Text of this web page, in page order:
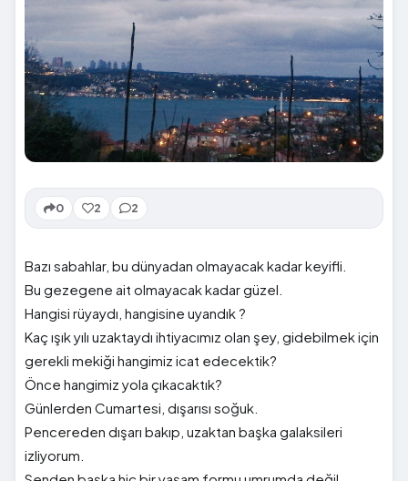
0 2 2
Bazı sabahlar, bu dünyadan olmayacak kadar keyifli.
Bu gezegene ait olmayacak kadar güzel.
Hangisi rüyaydı, hangisine uyandık ?
Kaç ışık yılı uzaktaydı ihtiyacımız olan şey, gidebilmek için
gerekli mekiği hangimiz icat edecektik?
Önce hangimiz yola çıkacaktık?
Günlerden Cumartesi, dışarısı soğuk.
Pencereden dışarı bakıp, uzaktan başka galaksileri
izliyorum.